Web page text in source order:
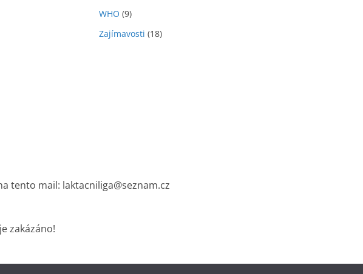
WHO (9)
Zajímavosti (18)
tento mail: laktacniliga@seznam.cz
zakázáno!